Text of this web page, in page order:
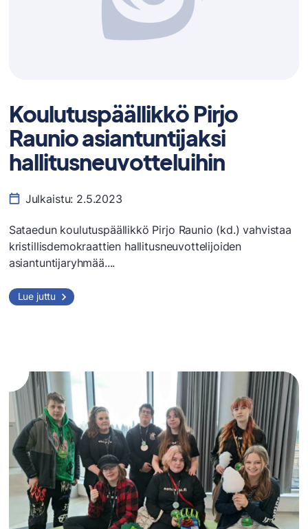
Koulutuspäällikkö Pirjo
Raunio asiantuntijaksi
hallitusneuvotteluihin
Julkaistu: 2.5.2023
​Sataedun koulutuspäällikkö Pirjo Raunio (kd.) vahvistaa
kristillisdemokraattien hallitusneuvottelijoiden
asiantuntijaryhmää....
Lue juttu Koulutuspäällikkö
Pirjo